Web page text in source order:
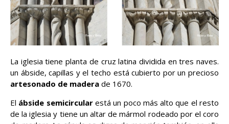
La iglesia tiene planta de cruz latina dividida en tres naves.
un ábside, capillas y el techo está cubierto por un precioso
artesonado de madera de 1670.
El ábside semicircularestá un poco más alto que el resto
de la iglesia y tiene un altar de mármol rodeado por el coro